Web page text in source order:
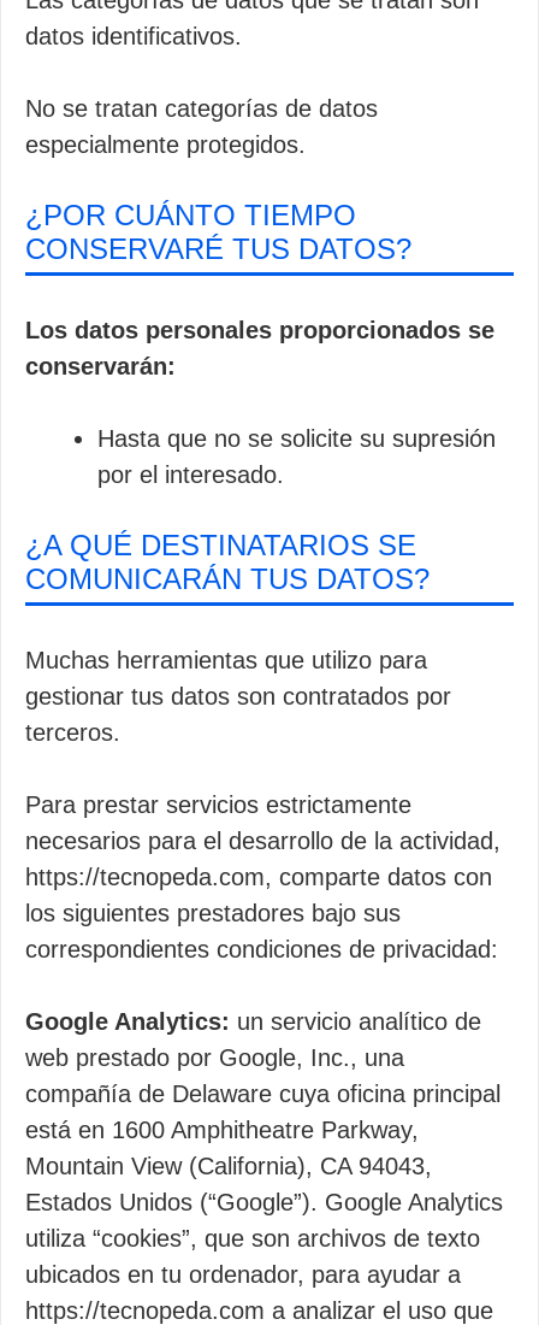
datos identificativos.
No se tratan categorías de datos
especialmente protegidos.
¿POR CUÁNTO TIEMPO
CONSERVARÉ TUS DATOS?
Los datos personales proporcionados se
conservarán:
Hasta que no se solicite su supresión
por el interesado.
¿A QUÉ DESTINATARIOS SE
COMUNICARÁN TUS DATOS?
Muchas herramientas que utilizo para
gestionar tus datos son contratados por
terceros.
Para prestar servicios estrictamente
necesarios para el desarrollo de la actividad,
https://tecnopeda.com, comparte datos con
los siguientes prestadores bajo sus
correspondientes condiciones de privacidad:
Google Analytics: un servicio analítico de
web prestado por Google, Inc., una
compañía de Delaware cuya oficina principal
está en 1600 Amphitheatre Parkway,
Mountain View (California), CA 94043,
Estados Unidos (“Google”). Google Analytics
utiliza “cookies”, que son archivos de texto
ubicados en tu ordenador, para ayudar a
https://tecnopeda.com a analizar el uso que